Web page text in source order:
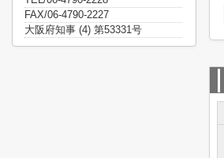
FAX/06-4790-2227
大阪府知事 (4) 第53331号